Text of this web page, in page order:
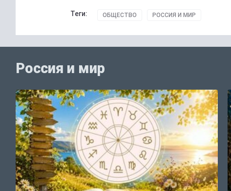
Теги: ОБЩЕСТВО РОССИЯ И МИР
Россия и мир